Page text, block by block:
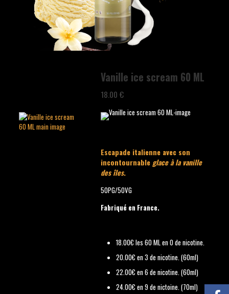
Vanille ice scream 60 ML
18.00 €
Escapade italienne avec son
incontournableglace à la vanille
des îles.
50PG/50VG
Fabriqué en France.
18.00€ les 60 ML en 0 de nicotine.
20.00€ en 3 de nicotine. (60ml)
22.00€ en 6 de nicotine. (60ml)
24.00€ en 9 de nictoine. (70ml)